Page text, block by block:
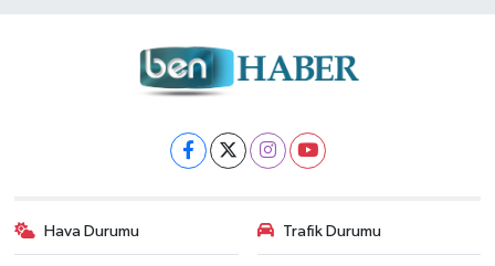
Hava Durumu Trafik Durumu